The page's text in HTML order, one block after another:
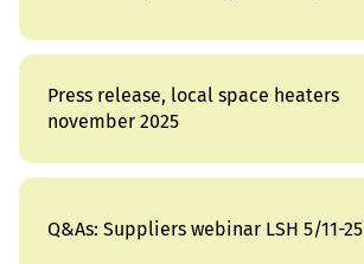
Press release, local space heaters
november 2025
Q&As: Suppliers webinar LSH 5/11-25